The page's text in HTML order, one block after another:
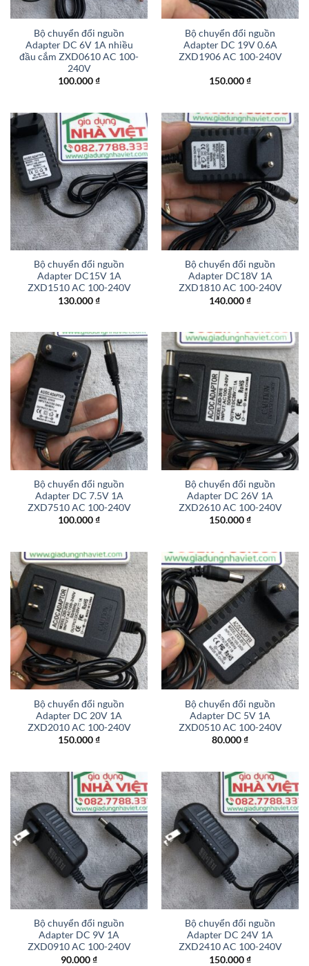
Bộ chuyển đổi nguồn
Adapter DC 6V 1A nhiều
đầu cắm ZXD0610 AC 100-
240V
100.000₫
Bộ chuyển đổi nguồn
Adapter DC 19V 0.6A
ZXD1906 AC 100-240V
150.000₫
Bộ chuyển đổi nguồn
Adapter DC15V 1A
ZXD1510 AC 100-240V
130.000₫
Bộ chuyển đổi nguồn
Adapter DC18V 1A
ZXD1810 AC 100-240V
140.000₫
Bộ chuyển đổi nguồn
Adapter DC 7.5V 1A
ZXD7510 AC 100-240V
100.000₫
Bộ chuyển đổi nguồn
Adapter DC 26V 1A
ZXD2610 AC 100-240V
150.000₫
Bộ chuyển đổi nguồn
Adapter DC 20V 1A
ZXD2010 AC 100-240V
150.000₫
Bộ chuyển đổi nguồn
Adapter DC 5V 1A
ZXD0510 AC 100-240V
80.000₫
Bộ chuyển đổi nguồn
Adapter DC 9V 1A
ZXD0910 AC 100-240V
90.000₫
Bộ chuyển đổi nguồn
Adapter DC 24V 1A
ZXD2410 AC 100-240V
150.000₫